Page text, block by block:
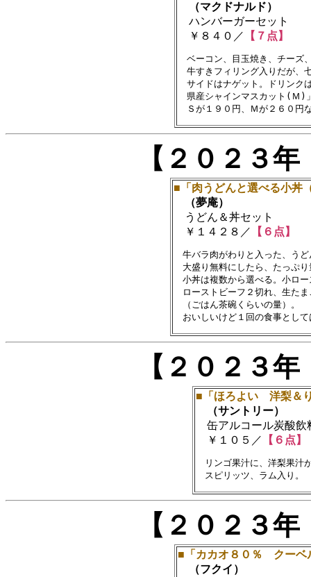
（マクドナルド）
ハンバーガーセット
￥８４０／
【７点】
ベーコン、目玉焼き、チーズ
牛すきフィリング入りだが、
サイドはナゲット。ドリンク
県産シャインマスカット(Ｍ)
【２０２３
■「肉うどんと選べる小丼
（夢庵）
うどん＆丼セット
￥１４２８／ 【６点】
牛バラ肉がわりと入った、う
大盛り無料にしたら、たっぷり
小丼は複数から選べる。小ロー
ローストビーフ２切れ、生た
（ごはん茶碗くらいの量）。
【２０２３
■「ほろよい 洋梨＆
（サントリー）
缶アルコール炭酸飲
￥１０５／
【６点】
リンゴ果汁に、洋梨果汁
【２０２３
■「カカオ８０％ クーベ
（フクイ）